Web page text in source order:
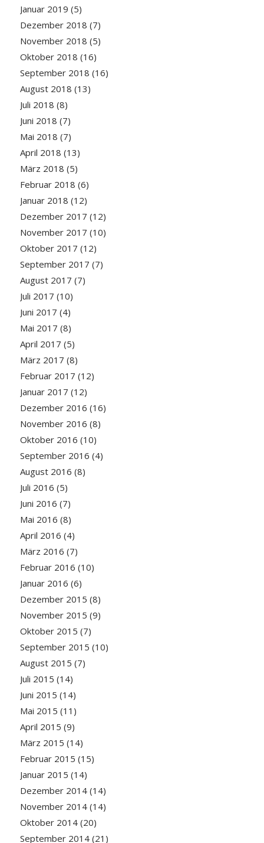
Januar 2019 (5)
Dezember 2018 (7)
November 2018 (5)
Oktober 2018 (16)
September 2018 (16)
August 2018 (13)
Juli 2018 (8)
Juni 2018 (7)
Mai 2018 (7)
April 2018 (13)
März 2018 (5)
Februar 2018 (6)
Januar 2018 (12)
Dezember 2017 (12)
November 2017 (10)
Oktober 2017 (12)
September 2017 (7)
August 2017 (7)
Juli 2017 (10)
Juni 2017 (4)
Mai 2017 (8)
April 2017 (5)
März 2017 (8)
Februar 2017 (12)
Januar 2017 (12)
Dezember 2016 (16)
November 2016 (8)
Oktober 2016 (10)
September 2016 (4)
August 2016 (8)
Juli 2016 (5)
Juni 2016 (7)
Mai 2016 (8)
April 2016 (4)
März 2016 (7)
Februar 2016 (10)
Januar 2016 (6)
Dezember 2015 (8)
November 2015 (9)
Oktober 2015 (7)
September 2015 (10)
August 2015 (7)
Juli 2015 (14)
Juni 2015 (14)
Mai 2015 (11)
April 2015 (9)
März 2015 (14)
Februar 2015 (15)
Januar 2015 (14)
Dezember 2014(14)
November 2014(14)
Oktober 2014(20)
September 2014(21)